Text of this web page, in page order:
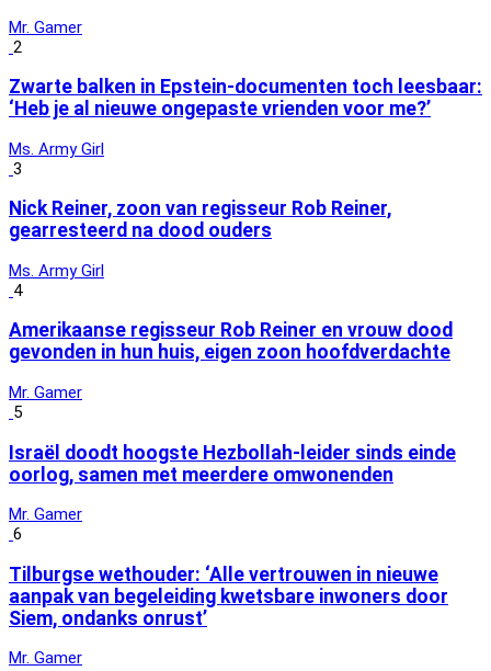
Mr. Gamer
2
Zwarte balken in Epstein-documenten toch leesbaar:
‘Heb je al nieuwe ongepaste vrienden voor me?’
Ms. Army Girl
3
Nick Reiner, zoon van regisseur Rob Reiner,
gearresteerd na dood ouders
Ms. Army Girl
4
Amerikaanse regisseur Rob Reiner en vrouw dood
gevonden in hun huis, eigen zoon hoofdverdachte
Mr. Gamer
5
Israël doodt hoogste Hezbollah-leider sinds einde
oorlog, samen met meerdere omwonenden
Mr. Gamer
6
Tilburgse wethouder: ‘Alle vertrouwen in nieuwe
aanpak van begeleiding kwetsbare inwoners door
Siem, ondanks onrust’
Mr. Gamer